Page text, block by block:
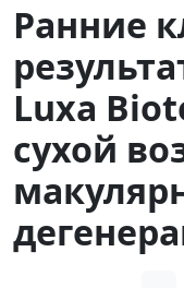
Ранние
Luxa
сухой